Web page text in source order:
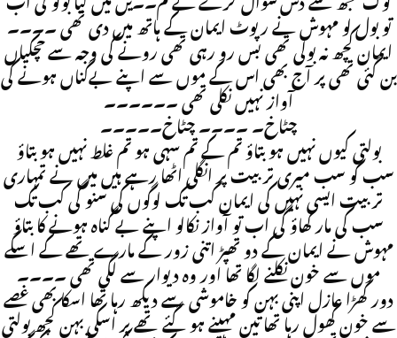
تو بول لو مہوش نے رپوٹ ایمان کے ہاتھ میں دی تھی ۔۔۔۔
ایمان کچھ نہ بولی تھی بس رو رہی تھی رونے کی وجہ سے حچکیاں
بن گئی تھی پر آج بھی اس کے موں سے اپنے بےگناں ہونے کی
آواز نہیں نکلی تھی ۔۔۔۔۔۔
چٹاخ۔ ۔۔۔۔ چٹاخ۔۔۔۔۔
بولتی کیوں نہیں ہو بتاؤ تم کے تم سہی ہو تم غلط نہیں ہو بتاؤ
سب کو سب میری تربیت پر انگلی اٹھا رہے ہیں میں نے تمہاری
تربیت ایسی نہیں کی ایمان کب تک لوگوں کی سنو گی کب تک
سب کی مار کھاؤ گی اب تو آواز نکالو اپنے بے گناہ ہونے کا بتاؤ
مہوش نے ایمان کے دو تھپڑ اتنی زور کے مارے تھے کے اسکے
موں سے خون نکلنے لگا تھا اور وہ دیوار سے لگی تھی ۔۔۔۔
دور کھڑا عازل اپنی بہن کو خاموشی سے دیکھ رہا تھا اسکا بھی غصے
سے خون کھول رہا تھا تین مہینے ہو گئے تھے پر اسکی بہن کچھ بولتی